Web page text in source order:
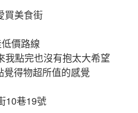
買美食街
價路線
我點完也沒有抱太大希望
覺得物超所值的感覺
10巷19號